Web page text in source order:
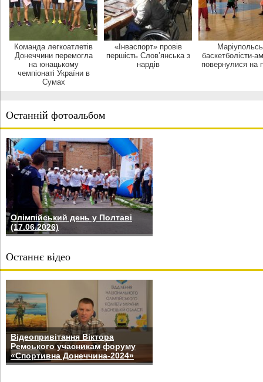
Останній фотоальбом
Олімпійський день у Полтаві
(17.06.2026)
Останнє відео
Відеопривітання Віктора
Ремського учасникам форуму
«Спортивна Донеччина-2024»
Команда легкоатлетів
Донеччини перемогла
на юнацькому
чемпіонаті України в
Сумах
«Інваспорт» провів
першість Слов’янська з
нардів
баскетболісти-
повернулися на